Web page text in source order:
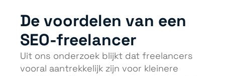
De voordelen van een
SEO-freelancer
Uit ons onderzoek blijkt dat freelancers
vooral aantrekkelijk zijn voor kleinere